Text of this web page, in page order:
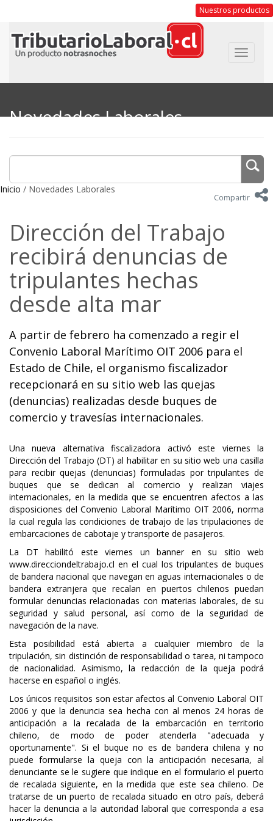
Nuestros productos
Toggle
Novedades Laborales
Inicio / Novedades Laborales
Compartir
Dirección del Trabajo
recibirá denuncias de
tripulantes hechas
desde alta mar
A partir de febrero ha comenzado a regir el
Convenio Laboral Marítimo OIT 2006 para el
Estado de Chile, el organismo fiscalizador
recepcionará en su sitio web las quejas
(denuncias) realizadas desde buques de
comercio y travesías internacionales.
Una nueva alternativa fiscalizadora activó este viernes la
Dirección del Trabajo (DT) al habilitar en su sitio web una casilla
para recibir quejas (denuncias) formuladas por tripulantes de
buques que se dedican al comercio y realizan viajes
internacionales, en la medida que se encuentren afectos a las
disposiciones del Convenio Laboral Marítimo OIT 2006, norma
la cual regula las condiciones de trabajo de las tripulaciones de
embarcaciones de cabotaje y transporte de pasajeros.
La DT habilitó este viernes un banner en su sitio web
www.direcciondeltrabajo.cl en el cual los tripulantes de buques
de bandera nacional que navegan en aguas internacionales o de
bandera extranjera que recalan en puertos chilenos puedan
formular denuncias relacionadas con materias laborales, de su
seguridad y salud personal, así como de la seguridad de
navegación de la nave.
Esta posibilidad está abierta a cualquier miembro de la
tripulación, sin distinción de responsabilidad o tarea, ni tampoco
de nacionalidad. Asimismo, la redacción de la queja podrá
hacerse en español o inglés.
Los únicos requisitos son estar afectos al Convenio Laboral OIT
2006 y que la denuncia sea hecha con al menos 24 horas de
anticipación a la recalada de la embarcación en territorio
chileno, de modo de poder atenderla "adecuada y
oportunamente". Si el buque no es de bandera chilena y no
puede formularse la queja con la anticipación necesaria, al
denunciante se le sugiere que indique en el formulario el puerto
de recalada siguiente, en la medida que este sea chileno. De
tratarse de un puerto de recalada situado en otro país, deberá
hacer la denuncia a la autoridad laboral que corresponda a esa